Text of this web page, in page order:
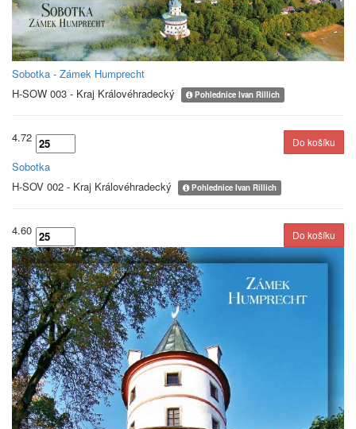
Sobotka - Zámek Humprecht
H-SOW 003 - Kraj Královéhradecký
Pohlednice Ivan Rillich
4.72
Sobotka
H-SOV 002 - Kraj Královéhradecký
Pohlednice Ivan Rillich
4.60